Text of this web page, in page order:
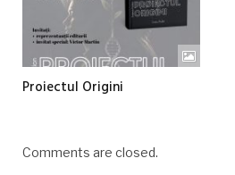
Proiectul Origini
Comments are closed.